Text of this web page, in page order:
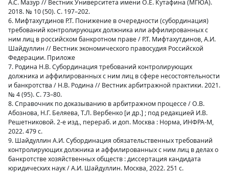
А.С. Мазур // Вестник Университета имени О.Е. Кутафина (МГЮА).
2018. № 10 (50). С. 197–202.
6. Мифтахутдинов Р.Т. Понижение в очередности (субординация)
требований контролирующих должника или аффилированных с
ним лиц в российском банкротном праве / Р.Т. Мифтахутдинов, А.И.
Шайдуллин // Вестник экономического правосудия Российской
Федерации. Приложе
7. Родина Н.В. Субординация требований контролирующих
должника и аффилированных с ним лиц в сфере несостоятельности
и банкротства / Н.В. Родина // Вестник арбитражной практики. 2021.
№ 4 (95). С. 73–80.
8. Справочник по доказыванию в арбитражном процессе / О.В.
Абознова, Н.Г. Беляева, Т.Л. Вербенко [и др.] ; под редакцией И.В.
Решетниковой. 2-е изд., перераб. и доп. Москва : Норма, ИНФРА-М,
2022. 479 с.
9. Шайдуллин А.И. Субординация обязательственных требований
контролирующих должника и аффилированных с ним лиц в делах о
банкротстве хозяйственных обществ : диссертация кандидата
юридических наук / А.И. Шайдуллин. Москва, 2022. 251 с.